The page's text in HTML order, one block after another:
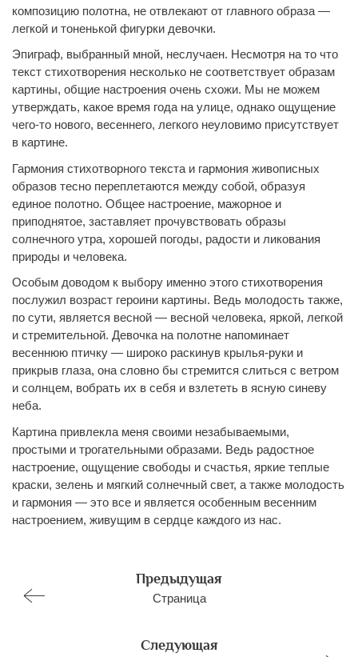
композицию полотна, не отвлекают от главного образа —
легкой и тоненькой фигурки девочки.
Эпиграф, выбранный мной, неслучаен. Несмотря на то что
текст стихотворения несколько не соответствует образам
картины, общие настроения очень схожи. Мы не можем
утверждать, какое время года на улице, однако ощущение
чего-то нового, весеннего, легкого неуловимо присутствует
в картине.
Гармония стихотворного текста и гармония живописных
образов тесно переплетаются между собой, образуя
единое полотно. Общее настроение, мажорное и
приподнятое, заставляет прочувствовать образы
солнечного утра, хорошей погоды, радости и ликования
природы и человека.
Особым доводом к выбору именно этого стихотворения
послужил возраст героини картины. Ведь молодость также,
по сути, является весной — весной человека, яркой, легкой
и стремительной. Девочка на полотне напоминает
весеннюю птичку — широко раскинув крылья-руки и
прикрыв глаза, она словно бы стремится слиться с ветром
и солнцем, вобрать их в себя и взлететь в ясную синеву
неба.
Картина привлекла меня своими незабываемыми,
простыми и трогательными образами. Ведь радостное
настроение, ощущение свободы и счастья, яркие теплые
краски, зелень и мягкий солнечный свет, а также молодость
и гармония — это все и является особенным весенним
настроением, живущим в сердце каждого из нас.
Предыдущая
Страница
Следующая